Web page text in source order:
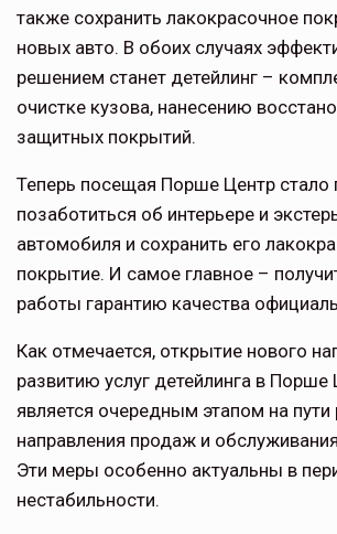
также сохранить лакокрасочное
новых авто. В обоих случаях
решением станет детейлинг –
очистке кузова, нанесению
защитных покрытий.
Теперь посещая Порше Центр стало
позаботиться об интерьере и
автомобиля и сохранить его
покрытие. И самое главное –
работы гарантию качества
Как отмечается, открытие нового
развитию услуг детейлинга в Порше
является очередным этапом на пути
направления продаж и
Эти меры особенно актуальны в
нестабильности.